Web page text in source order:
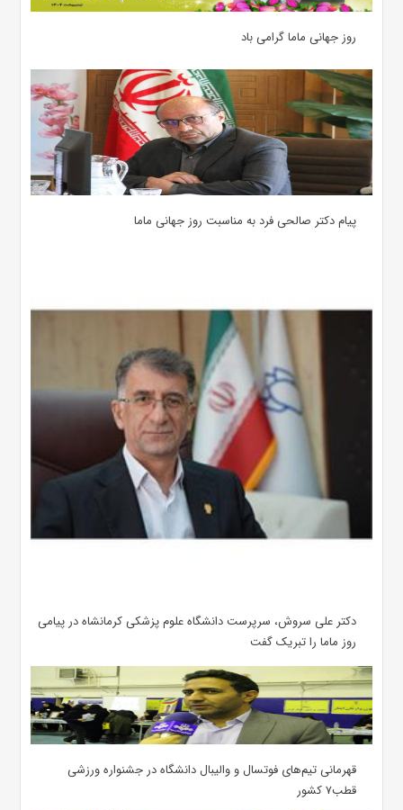
روز جهانی ماما گرامی باد
پیام دکتر صالحی فرد به مناسبت روز جهانی ماما
دکتر علی سروش، سرپرست دانشگاه علوم پزشکی کرمانشاه در پیامی
روز ماما را تبریک گفت
قهرمانی تیم‌های فوتسال و والیبال دانشگاه در جشنواره ورزشی
قطب۷ کشور